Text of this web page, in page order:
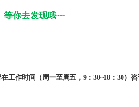
等你去发现哦~~
工作时间（周一至周五，9：30~18：30）